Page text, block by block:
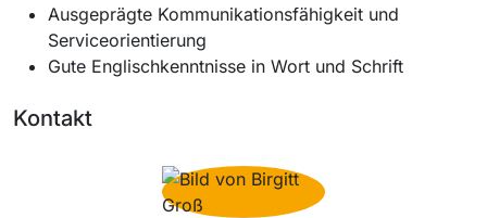
Ausgeprägte Kommunikationsfähigkeit und
Serviceorientierung
Gute Englischkenntnisse in Wort und Schrift
Kontakt